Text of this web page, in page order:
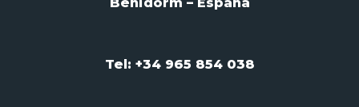
Benidorm – España
Tel: +34 965 854 038